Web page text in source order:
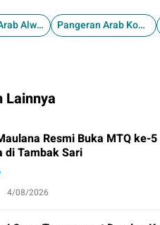
Pangeran Arab Alwaleed bin Khaled Al Talal Pangeran Arab Koma 20 Tahun
Lainnya
Resmi Buka MTQ ke-
di Tambak Sari
4/08/2026